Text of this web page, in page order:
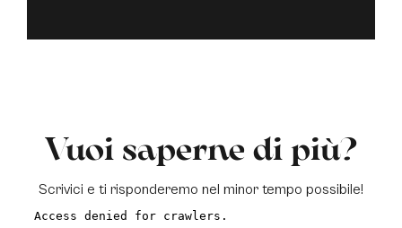
Vuoi saperne di più?
Scrivici e ti risponderemo nel minor tempo possibile!